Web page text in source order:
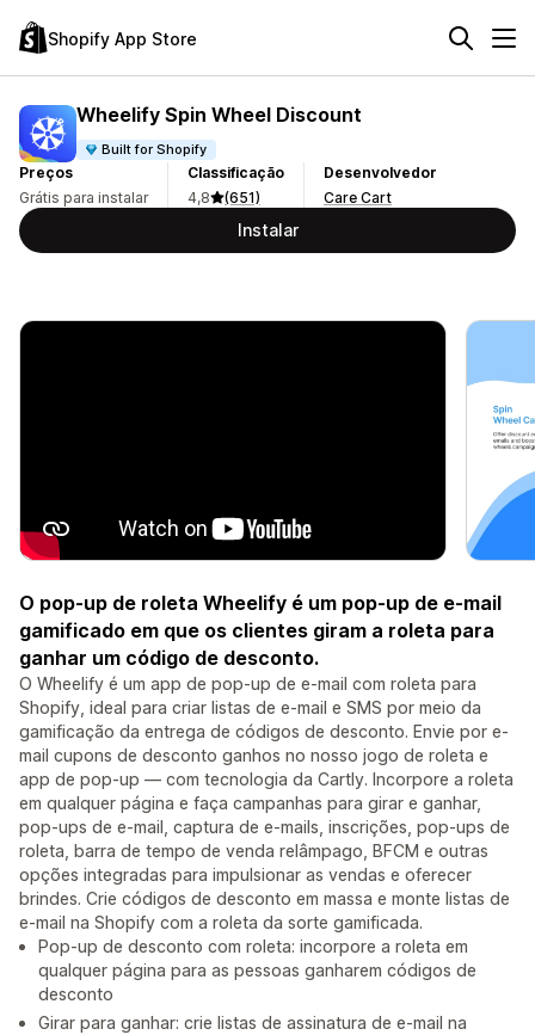
Shopify App Store
Wheelify Spin Wheel Discount
Built for Shopify
Preços
Grátis para instalar
Classificação
4,8
(651)
Desenvolvedor
Care Cart
Instalar
O pop-up de roleta Wheelify é um pop-up de e-mail
gamificado em que os clientes giram a roleta para
ganhar um código de desconto.
O Wheelify é um app de pop-up de e-mail com roleta para
Shopify, ideal para criar listas de e-mail e SMS por meio da
gamificação da entrega de códigos de desconto. Envie por e-
mail cupons de desconto ganhos no nosso jogo de roleta e
app de pop-up — com tecnologia da Cartly. Incorpore a roleta
em qualquer página e faça campanhas para girar e ganhar,
pop-ups de e-mail, captura de e-mails, inscrições, pop-ups de
roleta, barra de tempo de venda relâmpago, BFCM e outras
opções integradas para impulsionar as vendas e oferecer
brindes. Crie códigos de desconto em massa e monte listas de
e-mail na Shopify com a roleta da sorte gamificada.
Pop-up de desconto com roleta: incorpore a roleta em
qualquer página para as pessoas ganharem códigos de
desconto
Girar para ganhar: crie listas de assinatura de e-mail na